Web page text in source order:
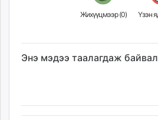
Жихүүцмээр (0)
Энэ мэдээ таалагдаж байвал